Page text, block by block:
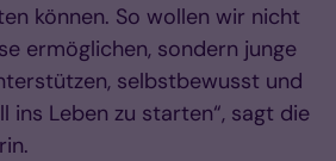
können. So wollen wir nicht
ermöglichen, sondern junge
selbstbewusst und
ins Leben zu starten“, sagt die